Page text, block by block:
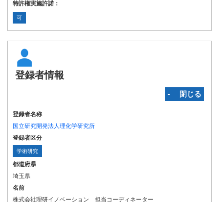
特許権実施許諾：
可
登録者情報
‐ 閉じる
登録者名称
国立研究開発法人理化学研究所
登録者区分
学術研究
都道府県
埼玉県
名前
株式会社理研イノベーション 担当コーディネーター